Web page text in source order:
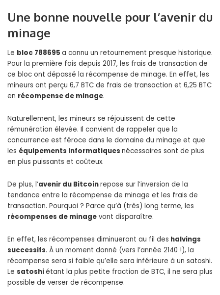
Une bonne nouvelle pour l’avenir du
minage
Le bloc 788695 a connu un retournement presque historique.
Pour la première fois depuis 2017, les frais de transaction de
ce bloc ont dépassé la récompense de minage. En effet, les
mineurs ont perçu 6,7 BTC de frais de transaction et 6,25 BTC
en récompense de minage.
Naturellement, les mineurs se réjouissent de cette
rémunération élevée. Il convient de rappeler que la
concurrence est féroce dans le domaine du minage et que
les équipements informatiques nécessaires sont de plus
en plus puissants et coûteux.
De plus, l’avenir du Bitcoinrepose sur l’inversion de la
tendance entre la récompense de minage et les frais de
transaction. Pourquoi ? Parce qu’à (très) long terme, les
récompenses de minage vont disparaître.
En effet, les récompenses diminueront au fil des halvings
successifs. À un moment donné (vers l’année 2140 !), la
récompense sera si faible qu’elle sera inférieure à un satoshi.
Le satoshiétant la plus petite fraction de BTC, il ne sera plus
possible de verser de récompense.